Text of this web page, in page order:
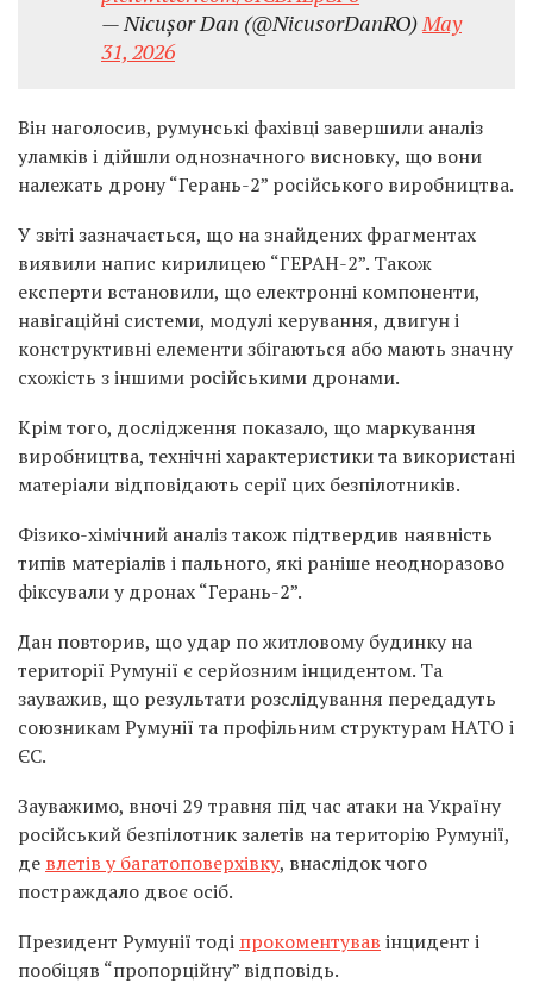
— Nicușor Dan (@NicusorDanRO)May
31, 2026
Він наголосив, румунські фахівці завершили аналіз
уламків і дійшли однозначного висновку, що вони
належать дрону “Герань-2” російського виробництва.
У звіті зазначається, що на знайдених фрагментах
виявили напис кирилицею “ГЕРАН-2”. Також
експерти встановили, що електронні компоненти,
навігаційні системи, модулі керування, двигун і
конструктивні елементи збігаються або мають значну
схожість з іншими російськими дронами.
Крім того, дослідження показало, що маркування
виробництва, технічні характеристики та використані
матеріали відповідають серії цих безпілотників.
Фізико-хімічний аналіз також підтвердив наявність
типів матеріалів і пального, які раніше неодноразово
фіксували у дронах “Герань-2”.
Дан повторив, що удар по житловому будинку на
території Румунії є серйозним інцидентом. Та
зауважив, що результати розслідування передадуть
союзникам Румунії та профільним структурам НАТО і
ЄС.
Зауважимо, вночі 29 травня під час атаки на Україну
російський безпілотник залетів на територію Румунії,
де влетів у багатоповерхівку, внаслідок чого
постраждало двоє осіб.
Президент Румунії тоді прокоментував інцидент і
пообіцяв “пропорційну” відповідь.